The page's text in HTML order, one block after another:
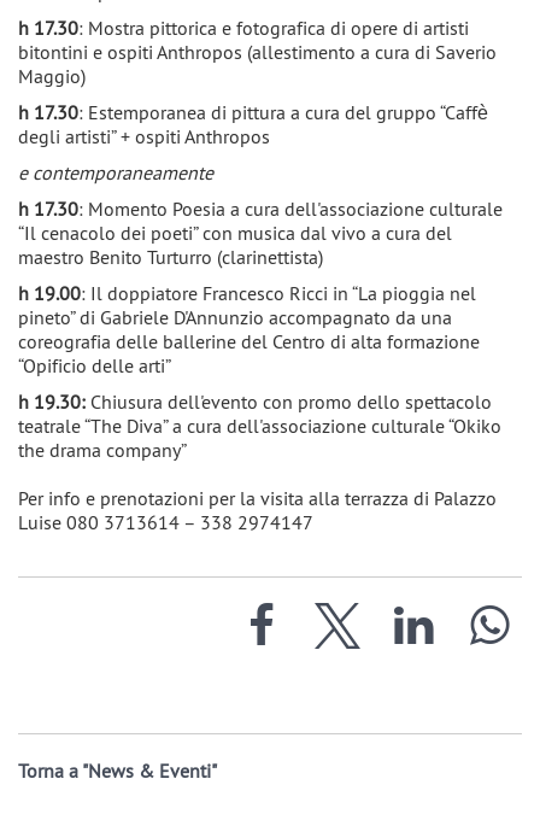
h 17.30: Mostra pittorica e fotografica di opere di artisti
bitontini e ospiti Anthropos (allestimento a cura di Saverio
Maggio)
h 17.30: Estemporanea di pittura a cura del gruppo “Caffè
degli artisti” + ospiti Anthropos
e contemporaneamente
h 17.30: Momento Poesia a cura dell'associazione culturale
“Il cenacolo dei poeti” con musica dal vivo a cura del
maestro Benito Turturro (clarinettista)
h 19.00: Il doppiatore Francesco Ricci in “La pioggia nel
pineto” di Gabriele D'Annunzio accompagnato da una
coreografia delle ballerine del Centro di alta formazione
“Opificio delle arti”
h 19.30: Chiusura dell'evento con promo dello spettacolo
teatrale “The Diva” a cura dell'associazione culturale “Okiko
the drama company”
Per info e prenotazioni per la visita alla terrazza di Palazzo
Luise 080 3713614 – 338 2974147
Torna a "News & Eventi"